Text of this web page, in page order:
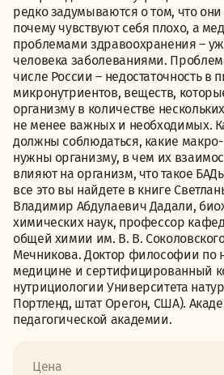
редко задумываются о том, что
почему чувствуют себя плохо, а
проблемами здравоохранения –
человека заболеваниями.
числе России – недостаточность в
микронутриентов, веществ,
организму в количестве
не менее важных и необходимых.
должны соблюдаться, какие
нужны организму, в чем их
влияют на организм, что такое
все это вы найдете в книге
Владимир Абдулаевич Дадали,
химических наук, профессор
общей химии им. В. В.
Мечникова. Доктор философии по
медицине и сертифицированный
нутрициологии Университета
Портленд, штат Орегон, США).
педагогической академии.
Цена